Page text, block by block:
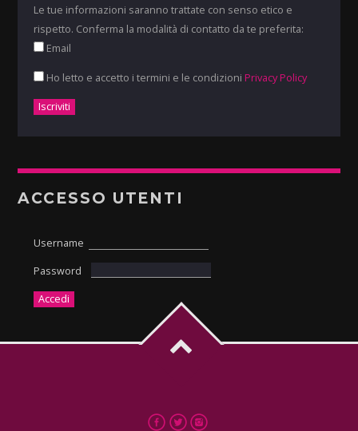
Le tue informazioni saranno trattate con senso etico e
rispetto. Conferma la modalità di contatto da te preferita:
Email
Ho letto e accetto i termini e le condizioni Privacy Policy
ACCESSO UTENTI
Username
Password